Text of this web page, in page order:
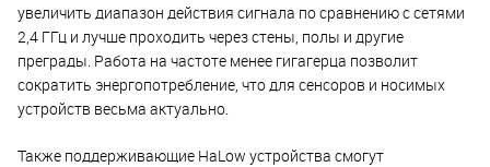
увеличить диапазон действия сигнала по сравнению с сетями
2,4 ГГц и лучше проходить через стены, полы и другие
преграды. Работа на частоте менее гигагерца позволит
сократить энергопотребление, что для сенсоров и носимых
устройств весьма актуально.
Также поддерживающие HaLow устройства смогут